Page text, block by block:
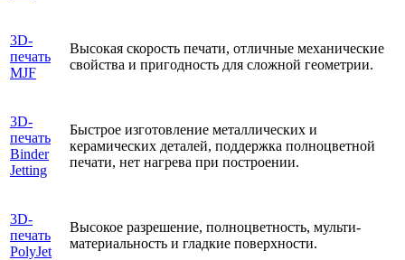
3D-
печать
MJF
Высокая скорость печати, отличные механические
свойства и пригодность для сложной геометрии.
3D-
печать
Binder
Jetting
Быстрое изготовление металлических и
керамических деталей, поддержка полноцветной
печати, нет нагрева при построении.
3D-
печать
PolyJet
Высокое разрешение, полноцветность, мульти-
материальность и гладкие поверхности.